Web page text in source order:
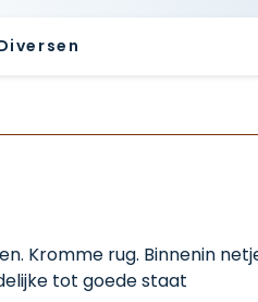
Kromme rug. Binnenin
tot goede staat